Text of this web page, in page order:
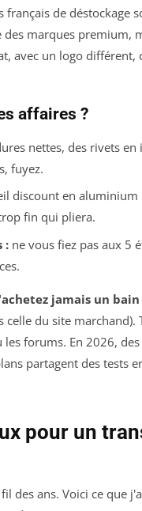
de déstockage
marques premium,
avec un logo différent,
affaires ?
nettes, des rivets en
fuyez.
discount en aluminium
fin qui pliera.
:ne vous fiez pas aux 5
jamais un
celle du site marchand).
forums. En 2026,
partagent des tests
pour un
des ans. Voici ce que